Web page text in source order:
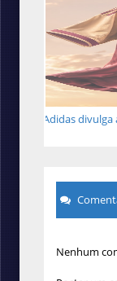
Adidas divulga
Nenhum